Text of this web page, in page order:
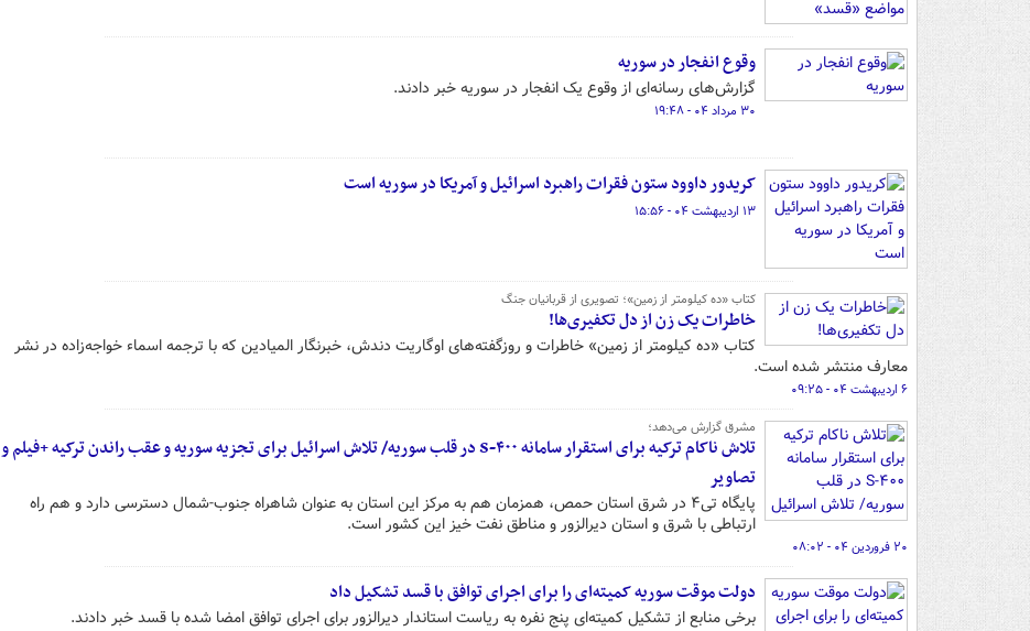
وقوع انفجار در سوریه
گزارش‌های رسانه‌ای از وقوع یک انفجار در سوریه خبر دادند.
۳۰ مرداد ۰۴ - ۱۹:۴۸
کریدور داوود ستون فقرات راهبرد اسرائیل و آمریکا در سوریه است
۱۳ اردیبهشت ۰۴ - ۱۵:۵۶
کتاب «ده کیلومتر از زمین»؛ تصویری از قربانیان جنگ
خاطرات یک زن از دل تکفیری‌ها!
کتاب «ده کیلومتر از زمین» خاطرات و روزگفته‌های اوگاریت دندش، خبرنگار المیادین که با ترجمه اسماء خواجه‌زاده در نشر
معارف منتشر شده است.
۶ اردیبهشت ۰۴ - ۰۹:۲۵
مشرق گزارش می‌دهد؛
تلاش ناکام ترکیه برای استقرار سامانه S-۴۰۰ در قلب سوریه/ تلاش اسرائیل برای تجزیه سوریه و عقب راندن ترکیه +فیلم و
تصاویر
پایگاه تی۴ در شرق استان حمص، همزمان هم به مرکز این استان به عنوان شاهراه جنوب-شمال دسترسی دارد و هم راه
ارتباطی با شرق و استان دیرالزور و مناطق نفت خیز این کشور است.
۲۰ فروردین ۰۴ - ۰۸:۰۲
دولت موقت سوریه کمیته‌ای را برای اجرای توافق با قسد تشکیل داد
برخی منابع از تشکیل کمیته‌ای پنج نفره به ریاست استاندار دیرالزور برای اجرای توافق امضا شده با قسد خبر دادند.